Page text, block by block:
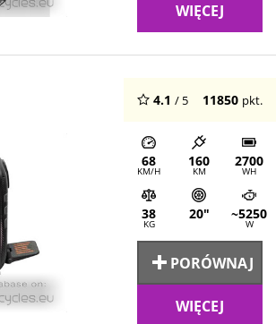
WIĘCEJ
4.1 / 5 11850 pkt.
68
KM/H
160
KM
2700
WH
38
KG
20" ~5250
W
PORÓWNAJ
WIĘCEJ